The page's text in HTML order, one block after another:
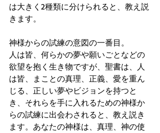
は大きく2種類に分けられると、教え説
きます。
神様からの試練の意図の一番目。
人は皆、何らかの夢や願いごとなどの
欲望を抱く生き物ですが、聖書は、人
は皆、まことの真理、正義、愛を重ん
じる、正しい夢やビジョンを持つと
き、それらを手に入れるための神様か
らの試練に出会わされると、教え説き
ます。あなたの神様は、真理、神の使